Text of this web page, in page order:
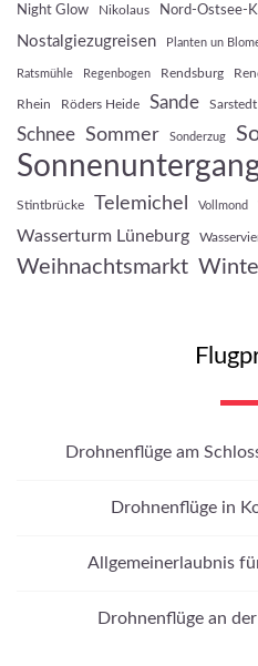
Night Glow Nikolaus Nord-Ostsee-
Nostalgiezugreisen Planten un
Ratsmühle Regenbogen Rendsburg
Rhein Röders Heide Sande Sarstedt
Schnee Sommer Sonderzug
Stintbrücke Telemichel Vollmond
Wasserturm Lüneburg
Weihnachtsmarkt
Drohnenflüge am
Drohnenflüge in
Allgemeinerlaubnis
Drohnenflüge an